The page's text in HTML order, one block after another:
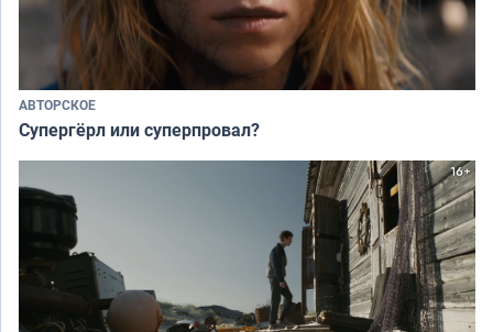
АВТОРСКОЕ
Супергёрл или суперпровал?